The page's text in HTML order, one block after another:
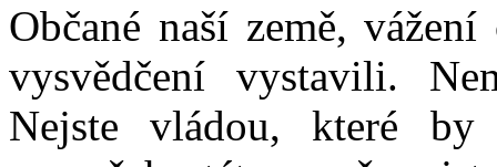
Občané naší země,
vysvědčení vystavili.
Nejste vládou, které